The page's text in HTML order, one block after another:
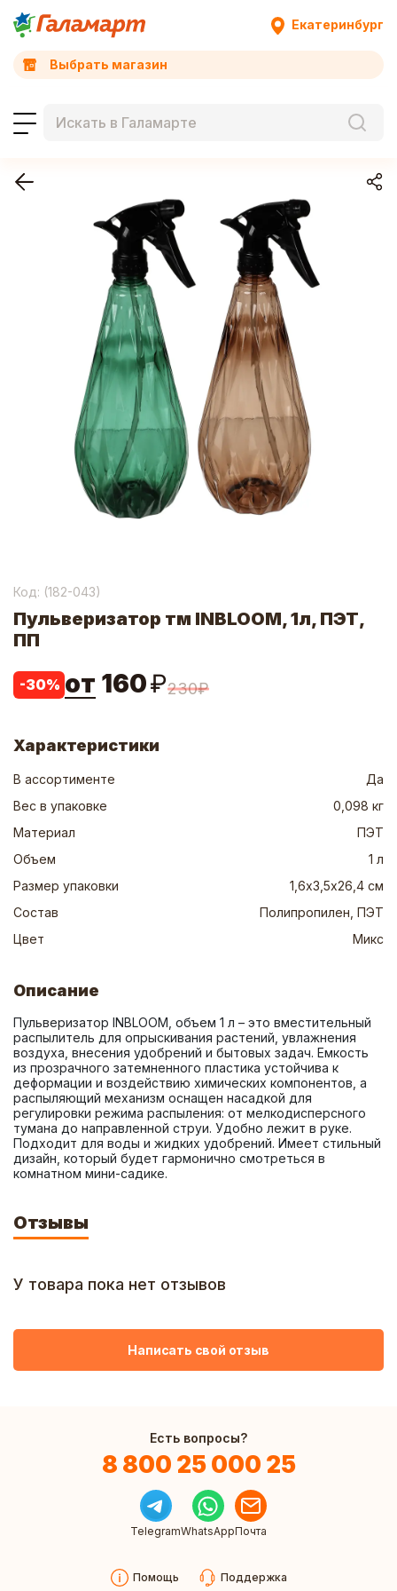
Екатеринбург
Выбрать магазин
Код: (182-043)
Пульверизатор тм INBLOOM, 1л, ПЭТ,
ПП
-30% от 160₽230₽
Характеристики
В ассортименте
Да
Вес в упаковке
0,098 кг
Материал
ПЭТ
Объем
1 л
Размер упаковки
1,6х3,5х26,4 см
Состав
Полипропилен, ПЭТ
Цвет
Микс
Описание
Пульверизатор INBLOOM, объем 1 л – это вместительный
распылитель для опрыскивания растений, увлажнения
воздуха, внесения удобрений и бытовых задач. Емкость
из прозрачного затемненного пластика устойчива к
деформации и воздействию химических компонентов, а
распыляющий механизм оснащен насадкой для
регулировки режима распыления: от мелкодисперсного
тумана до направленной струи. Удобно лежит в руке.
Подходит для воды и жидких удобрений. Имеет стильный
дизайн, который будет гармонично смотреться в
комнатном мини-садике.
Отзывы
У товара пока нет отзывов
Написать свой отзыв
Есть вопросы?
8 800 25 000 25
TelegramWhatsAppПочта
Помощь Поддержка